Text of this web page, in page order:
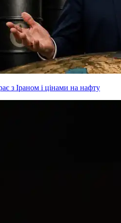
з Іраном і цінами на нафту